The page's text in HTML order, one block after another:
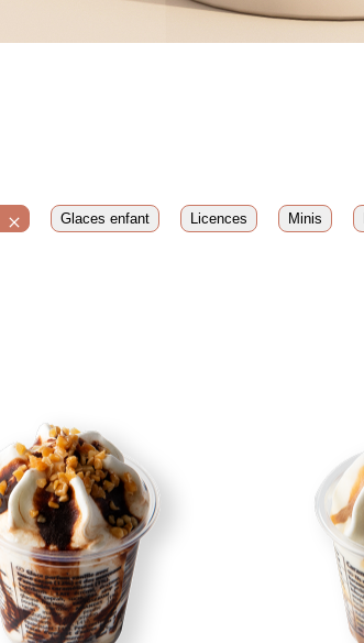
Glaces enfant Licences Minis